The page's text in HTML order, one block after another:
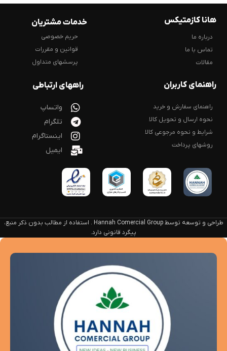
هانا کازمتیکس
درباره ما
تماس با ما
مقالات
خدمات مشتریان
حریم خصوصی
قوانین و مقررات
پرسشهای متداول
راهنمای کاربران
راهنمای سفارش و خرید
نحوه ارسال و تحویل کالا
شرایط و نحوه مرجوعی کالا
روشهای پرداخت
راههای ارتباطی
واتساپ
تلگرام
اینستاگرام
ایمیل
طراحی و توسعه توسط Hannah Comercial Group . استفاده از مطالب بدون ذکر منبع،
پیگرد قانونی دارد.